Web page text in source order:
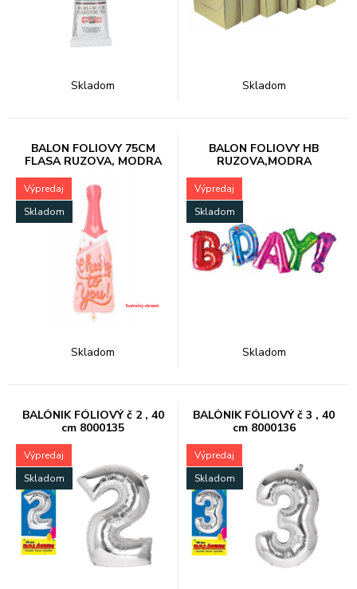
Skladom Skladom
BALON FOLIOVY 75CM
FLASA RUZOVA, MODRA
Výpredaj
Skladom
Skladom
BALON FOLIOVY HB
RUZOVA,MODRA
Výpredaj
Skladom
Skladom
BALÓNIK FÓLIOVÝ č 2 , 40
cm 8000135
Výpredaj
Skladom
BALÓNIK FÓLIOVÝ č 3 , 40
cm 8000136
Výpredaj
Skladom